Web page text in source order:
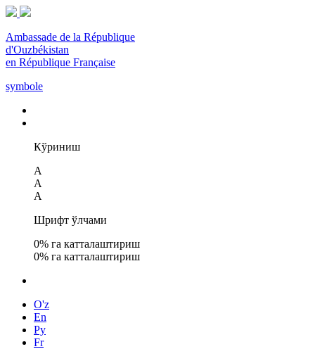
Ambassade de la République
d'Ouzbékistan
en République Française
symbole
Кўриниш
A
A
A
Шрифт ўлчами
0% га катталаштириш
0% га катталаштириш
O'z
En
Ру
Fr